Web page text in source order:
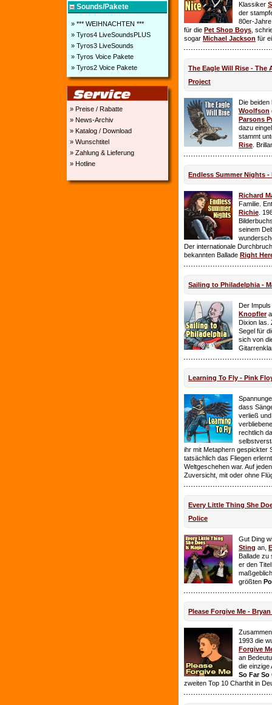
Sounds/Pakete
» *** WEIHNACHTEN ***
» Tyros4 LiveSoundsPLUS
» Tyros3 LiveSounds
» Tyros Voice Pakete
» Tyros2 Voice Pakete
» Preise / Rabatte
» News-Archiv
» Katalog / Download
» Wunschtitel
» Zahlung & Lieferung
» Hotline
Klassiker
der
80er-
für die Pet Shop Boys ,
sogar Michael Jackson für
The Eagle Will Rise - The
Project
Die beiden
Woolfson
Parsons
dazu
stammt
Rise .
Endless Summer Nights -
Richard
Familie.
Richie .
seinem
Der internationale
bekannten Ballade Right
Sailing to Philadelphia -
Der
Knopfler
Dixion las.
Segel für
sich von
Learning To Fly - Pink
dass
verließ
rechtlich
ihr mit Metaphern gespickter
tatsächlich das Fliegen
Weltgeschehen war. Auf
Zuversicht, mit oder ohne
Every Little Thing She
Police
Gut Ding
Sting an,
Ballade zu
er den
größten
Please Forgive Me -
1993 die
Forgive
an
die einzige
So Far So
zweiten Top 10 Charthit in